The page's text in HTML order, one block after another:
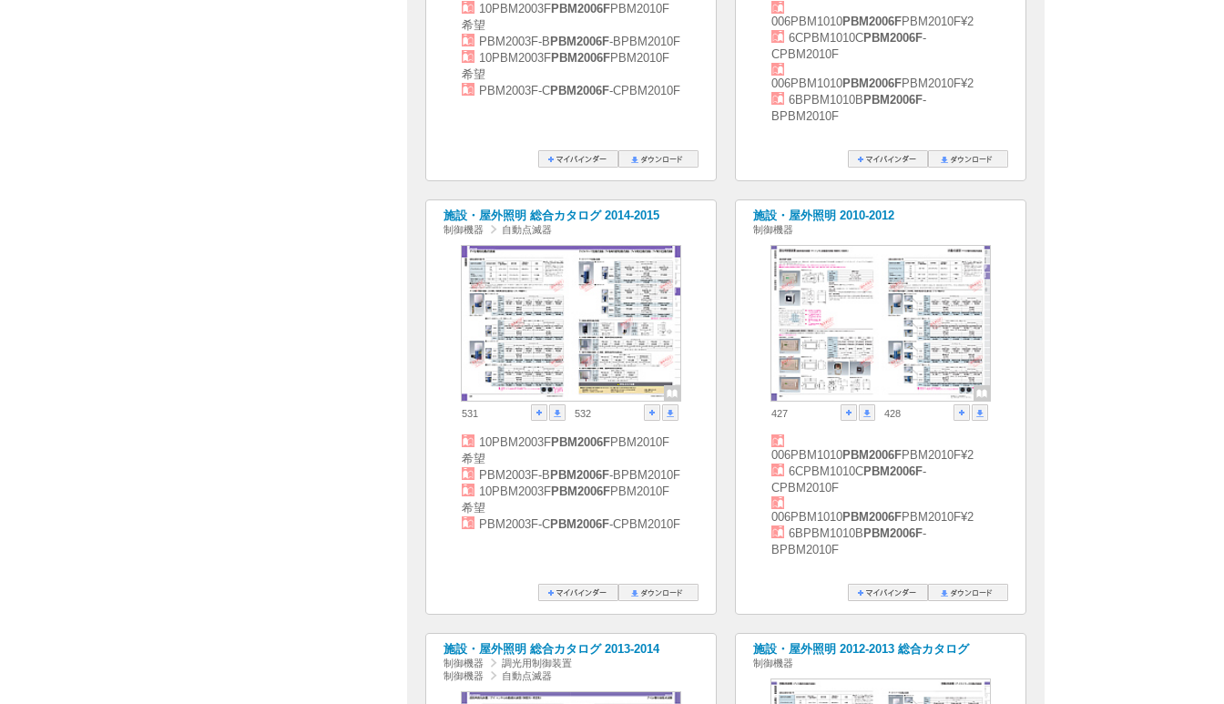
10PBM2003FPBM2006FPBM2010F
希望
PBM2003F-B PBM2006F-BPBM2010F
10PBM2003FPBM2006FPBM2010F
希望
PBM2003F-CPBM2006F-CPBM2010F
006PBM1010PBM2006FPBM2010F¥2
6CPBM1010CPBM2006F-
CPBM2010F
006PBM1010PBM2006FPBM2010F¥2
6BPBM1010B PBM2006F-
BPBM2010F
施設・屋外照明 総合カタログ 2014-2015
制御機器 自動点滅器
531 532
10PBM2003FPBM2006FPBM2010F
希望
PBM2003F-B PBM2006F-BPBM2010F
10PBM2003FPBM2006FPBM2010F
希望
PBM2003F-CPBM2006F-CPBM2010F
施設・屋外照明 2010-2012
制御機器
427 428
006PBM1010PBM2006FPBM2010F¥2
6CPBM1010CPBM2006F-
CPBM2010F
006PBM1010PBM2006FPBM2010F¥2
6BPBM1010B PBM2006F-
BPBM2010F
施設・屋外照明 総合カタログ 2013-2014
制御機器
調光用制御装置
制御機器
自動点滅器
施設・屋外照明 2012-2013 総合カタログ
制御機器